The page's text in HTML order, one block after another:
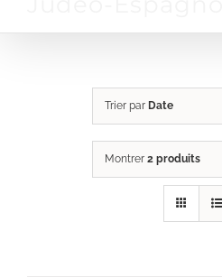
Trier par Date
Montrer 2 produits